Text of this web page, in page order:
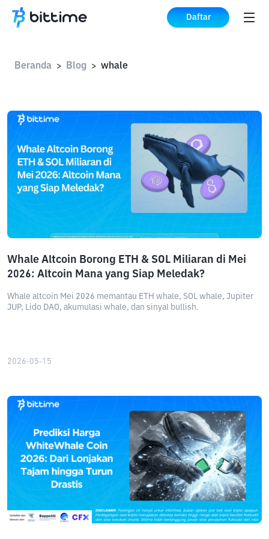
Daftar
Beranda > Blog > whale
Whale Altcoin Borong ETH & SOL Miliaran di Mei
2026: Altcoin Mana yang Siap Meledak?
Whale altcoin Mei 2026 memantau ETH whale, SOL whale, Jupiter
JUP, Lido DAO, akumulasi whale, dan sinyal bullish.
2026-05-15